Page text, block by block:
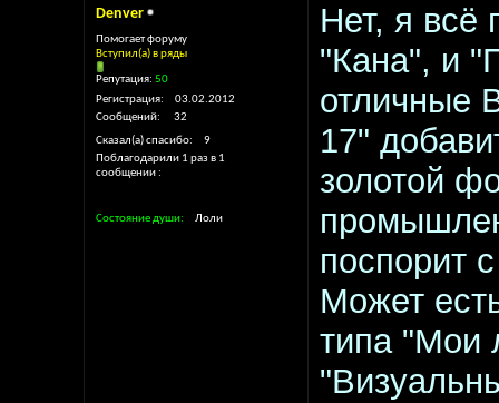
Denver
Помогает форуму
Вступил(а) в ряды
Репутация: 50
Регистрация
03.02.2012
Сообщений
32
Сказал(а) спасибо
9
Поблагодарили 1 раз в 1
сообщении
Состояние души Лоли
Нет, я
"Кана", и
отличные
17"
золотой
поспорит
Может
типа "Мои